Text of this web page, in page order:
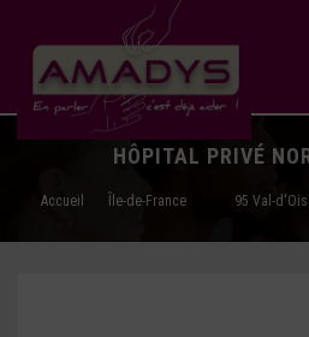
HÔPITAL PRIVÉ
Accueil Île-de-France 95 Val-